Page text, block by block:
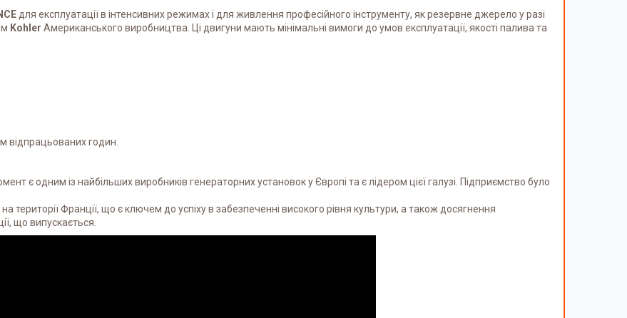
для експлуатації в інтенсивних режимах і для живлення професійного інструменту, як резервне джерело у разі
Kohler Американського виробництва. Ці двигуни мають мінімальні вимоги до умов експлуатації, якості палива та
відпрацьованих годин.
є одним із найбільших виробників генераторних установок у Європі та є лідером цієї галузі. Підприємство було
території Франції, що є ключем до успіху в забезпеченні високого рівня культури, а також досягнення
що випускається.